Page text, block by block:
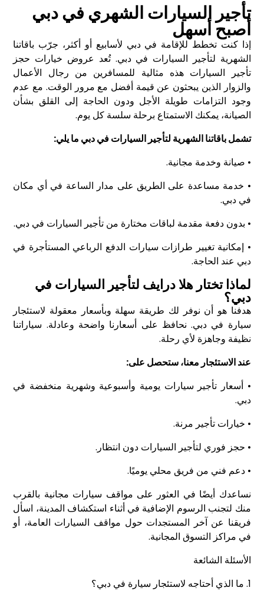
تأجير السيارات الشهري في دبي
أصبح أسهل
إذا كنت تخطط للإقامة في دبي لأسابيع أو أكثر، جرّب باقاتنا
الشهرية لتأجير السيارات في دبي. تُعد عروض خيارات حجز
تأجير السيارات هذه مثالية للمسافرين من رجال الأعمال
والزوار الذين يبحثون عن قيمة أفضل مع مرور الوقت. مع عدم
وجود التزامات طويلة الأجل ودون الحاجة إلى القلق بشأن
الصيانة، يمكنك الاستمتاع برحلة سلسة كل يوم.
تشمل باقاتنا الشهرية لتأجير السيارات في دبي ما يلي:
• صيانة وخدمة مجانية.
• خدمة مساعدة على الطريق على مدار الساعة في أي مكان
في دبي.
• بدون دفعة مقدمة لباقات مختارة من تأجير السيارات في دبي.
• إمكانية تغيير طرازات سيارات الدفع الرباعي المستأجرة في
دبي عند الحاجة.
لماذا تختار هلا درايف لتأجير السيارات في
دبي؟
هدفنا هو أن نوفر لك طريقة سهلة وبأسعار معقولة لاستئجار
سيارة في دبي. نحافظ على أسعارنا واضحة وعادلة. سياراتنا
نظيفة وجاهزة لأي رحلة.
عند الاستئجار معنا، ستحصل على:
• أسعار تأجير سيارات يومية وأسبوعية وشهرية منخفضة في
دبي.
• خيارات تأجير مرنة.
• حجز فوري لتأجير السيارات دون انتظار.
• دعم فني من فريق محلي يوميًا.
نساعدك أيضًا في العثور على مواقف سيارات مجانية بالقرب
منك لتجنب الرسوم الإضافية في أثناء استكشاف المدينة، اسأل
فريقنا عن آخر المستجدات حول مواقف السيارات العامة، أو
في مراكز التسوق المجانية.
الأسئلة الشائعة
1. ما الذي أحتاجه لاستئجار سيارة في دبي؟